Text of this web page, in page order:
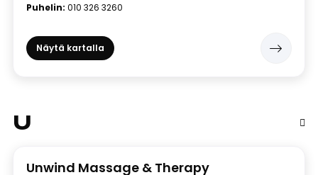
Puhelin: 010 326 3260
Näytä kartalla
U
Unwind Massage & Therapy